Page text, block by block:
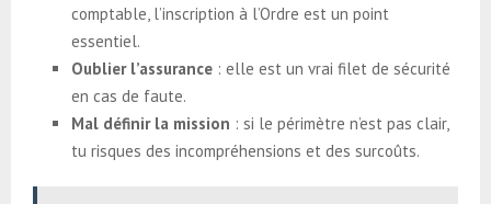
comptable, l’inscription à l’Ordre est un point
essentiel.
Oublier l’assurance : elle est un vrai filet de sécurité
en cas de faute.
Mal définir la mission : si le périmètre n’est pas clair,
tu risques des incompréhensions et des surcoûts.